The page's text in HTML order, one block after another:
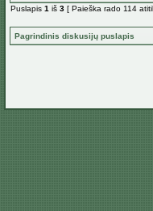
Puslapis 1 iš 3 [ Paieška rado 114
Pagrindinis diskusijų puslapis